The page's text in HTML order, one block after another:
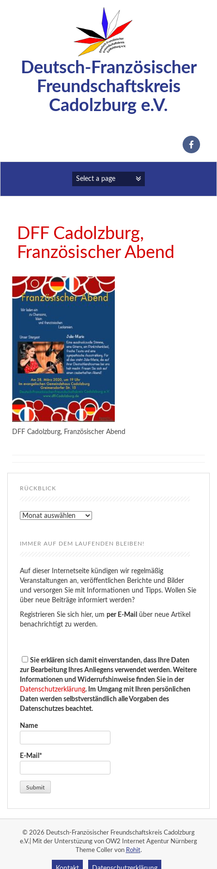
Deutsch-Französischer
Freundschaftskreis
Cadolzburg e.V.
DFF Cadolzburg,
Französischer Abend
DFF Cadolzburg, Französischer Abend
RÜCKBLICK
Rückblick
IMMER AUF DEM LAUFENDEN BLEIBEN!
Auf dieser Internetseite kündigen wir regelmäßig
Veranstaltungen an, veröffentlichen Berichte und Bilder
und versorgen Sie mit Informationen und Tipps. Wollen Sie
über neue Beiträge informiert werden?
Registrieren Sie sich hier, um per E-Mail
über neue Artikel
benachrichtigt zu werden.
Sie erklären sich damit einverstanden, dass Ihre Daten
zur Bearbeitung Ihres Anliegens verwendet werden. Weitere
Informationen und Widerrufshinweise finden Sie in der
Datenschutzerklärung. Im Umgang mit Ihren persönlichen
Daten werden selbstverständlich alle Vorgaben des
Datenschutzes beachtet.
Name
E-Mail*
© 2026 Deutsch-Französischer Freundschaftskreis Cadolzburg
e.V.| Mit der Unterstüzung von OW2 Internet Agentur Nürnberg
Theme Coller von Rohit.